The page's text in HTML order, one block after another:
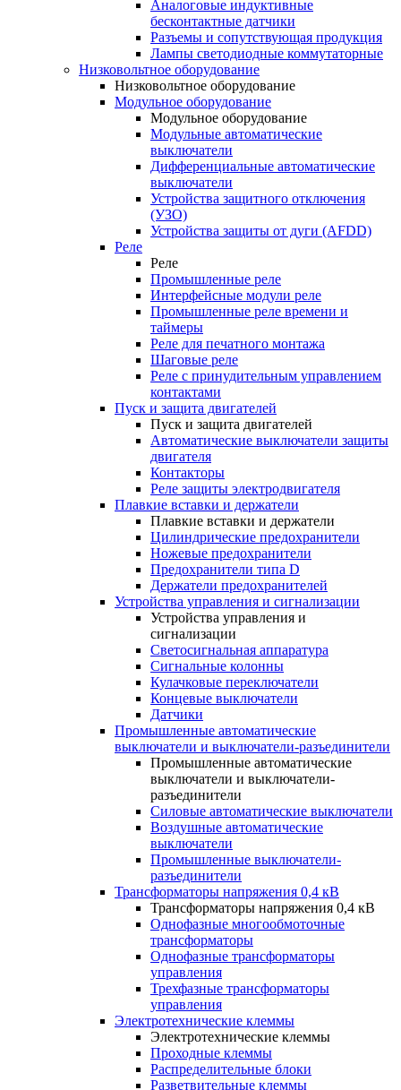
Аналоговые индуктивные
бесконтактные датчики
Разъемы и сопутствующая продукция
Лампы светодиодные коммутаторные
Низковольтное оборудование
Низковольтное оборудование
Модульное оборудование
Модульное оборудование
Модульные автоматические
выключатели
Дифференциальные автоматические
выключатели
Устройства защитного отключения
(УЗО)
Устройства защиты от дуги (AFDD)
Реле
Реле
Промышленные реле
Интерфейсные модули реле
Промышленные реле времени и
таймеры
Реле для печатного монтажа
Шаговые реле
Реле с принудительным управлением
контактами
Пуск и защита двигателей
Пуск и защита двигателей
Автоматические выключатели защиты
двигателя
Контакторы
Реле защиты электродвигателя
Плавкие вставки и держатели
Плавкие вставки и держатели
Цилиндрические предохранители
Ножевые предохранители
Предохранители типа D
Держатели предохранителей
Устройства управления и сигнализации
Устройства управления и
сигнализации
Светосигнальная аппаратура
Сигнальные колонны
Кулачковые переключатели
Концевые выключатели
Датчики
Промышленные автоматические
выключатели и выключатели-разъединители
Промышленные автоматические
выключатели и выключатели-
разъединители
Силовые автоматические выключатели
Воздушные автоматические
выключатели
Промышленные выключатели-
разъединители
Трансформаторы напряжения 0,4 кВ
Трансформаторы напряжения 0,4 кВ
Однофазные многообмоточные
трансформаторы
Однофазные трансформаторы
управления
Трехфазные трансформаторы
управления
Электротехнические клеммы
Электротехнические клеммы
Проходные клеммы
Распределительные блоки
Разветвительные клеммы